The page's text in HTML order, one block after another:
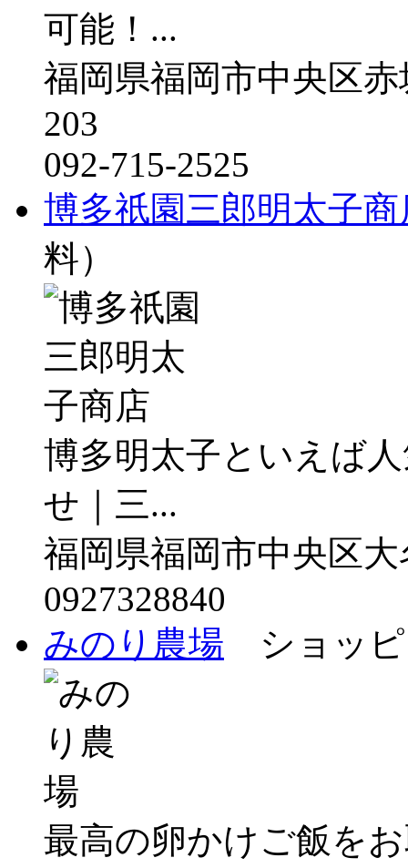
可能！...
福岡県福岡市中央区
203
092-715-2525
博多祇園三郎明太子商
料）
博多明太子といえば
せ｜三...
福岡県福岡市中央区大
0927328840
みのり農場 ショッピ
最高の卵かけご飯を